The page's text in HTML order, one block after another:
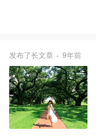
发布了长文章 9年前